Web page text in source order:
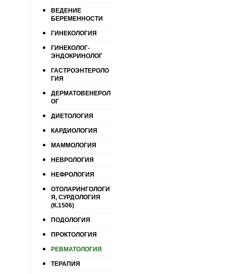
ВЕДЕНИЕ
БЕРЕМЕННОСТИ
ГИНЕКОЛОГИЯ
ГИНЕКОЛОГ-
ЭНДОКРИНОЛОГ
ГАСТРОЭНТЕРОЛО
ГИЯ
ДЕРМАТОВЕНЕРОЛ
ОГ
ДИЕТОЛОГИЯ
КАРДИОЛОГИЯ
МАММОЛОГИЯ
НЕВРОЛОГИЯ
НЕФРОЛОГИЯ
ОТОЛАРИНГОЛОГИ
Я, СУРДОЛОГИЯ
(К.1506)
ПОДОЛОГИЯ
ПРОКТОЛОГИЯ
РЕВМАТОЛОГИЯ
ТЕРАПИЯ